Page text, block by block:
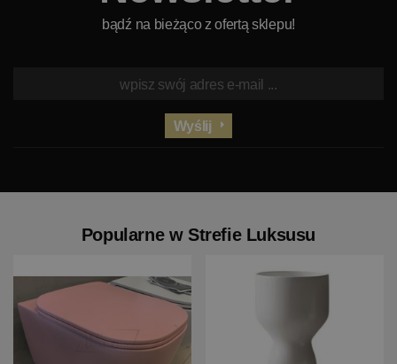
bądź na bieżąco z ofertą sklepu!
Wyślij
Popularne w Strefie Luksusu